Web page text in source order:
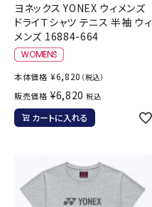
ヨネックス YONEX ウィメンズ
ドライＴシャツ テニス 半袖 ウィ
メンズ 16884-664
本体価格 ¥6,820 （税込）
販売価格 ¥6,820 税込
カートに入れる